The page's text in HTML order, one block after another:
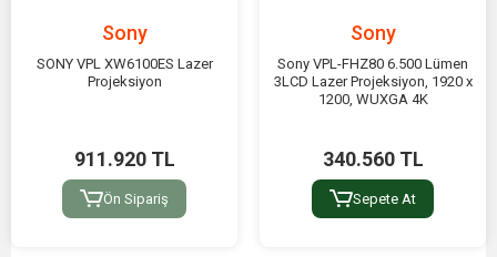
Sony
SONY VPL XW6100ES Lazer
Projeksiyon
911.920 TL
Ön Sipariş
Sony
Sony VPL-FHZ80 6.500 Lümen
3LCD Lazer Projeksiyon, 1920 x
1200, WUXGA 4K
340.560 TL
Sepete At